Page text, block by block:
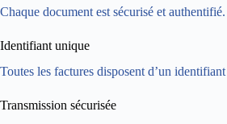
Chaque document est sécurisé et authentifié.
Identifiant unique
Toutes les factures disposent d’un
Transmission sécurisée